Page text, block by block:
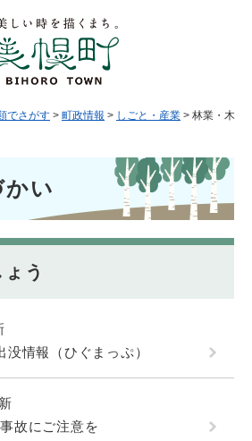
でさがす > 町政情報 > しごと・産業 > 林業・木
い
う
情報（ひぐまっぷ）
故にご注意を